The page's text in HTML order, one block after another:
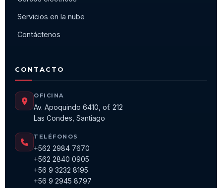
Servicios en la nube
Contáctenos
CONTACTO
OFICINA
Av. Apoquindo 6410, of. 212
Las Condes, Santiago
TELÉFONOS
+562 2984 7670
+562 2840 0905
+56 9 3232 8195
+56 9 2945 8797